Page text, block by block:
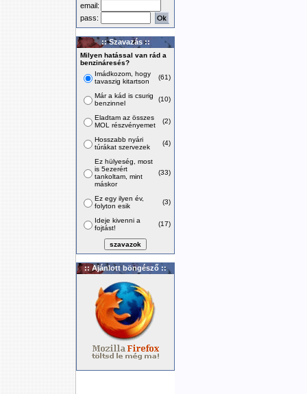
email:
pass:
:: Szavazás ::
Milyen hatással van rád a
benzináresés?
Imádkozom, hogy
tavaszig kitartson
(61)
Már a kád is csurig
benzinnel
(10)
Eladtam az összes
MOL részvényemet
(2)
Hosszabb nyári
túrákat szervezek
(4)
Ez hülyeség, most
is 5ezerért
tankoltam, mint
máskor
(33)
Ez egy ilyen év,
folyton esik
(3)
Ideje kivenni a
fojtást!
(17)
:: Ajánlott böngésző ::